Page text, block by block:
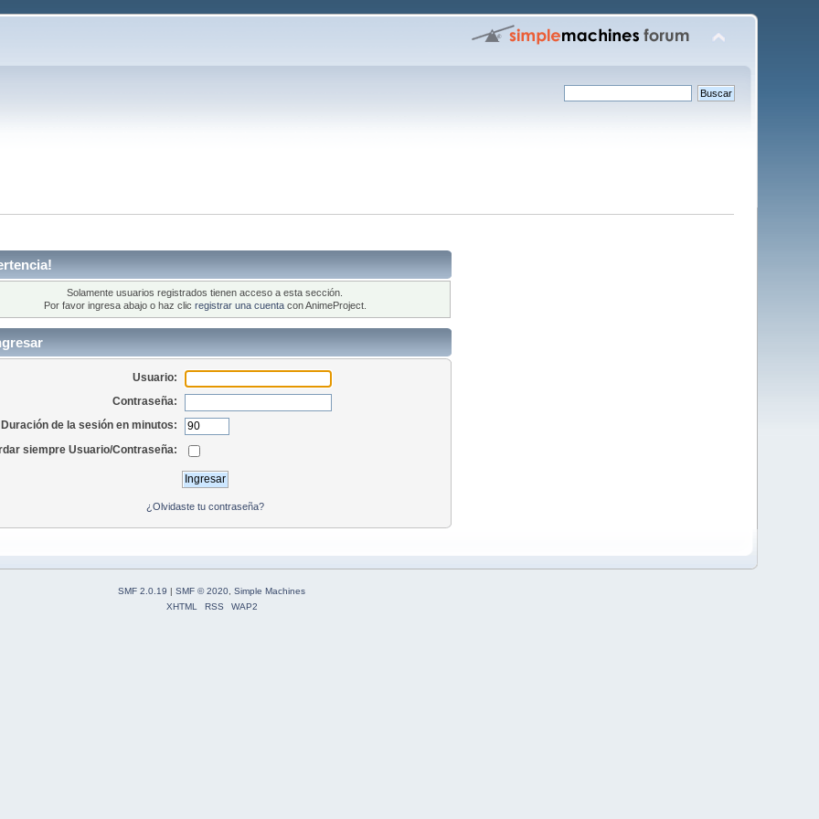
Solamente usuarios registrados tienen acceso a esta sección.
Por favor ingresa abajo o haz clic registrar una cuentacon AnimeProject.
Usuario:
Contraseña:
Duración de la sesión en minutos:
siempre Usuario/Contraseña:
¿Olvidaste tu contraseña?
SMF 2.0.19 | SMF © 2020 Simple Machines
XHTML
RSS WAP2